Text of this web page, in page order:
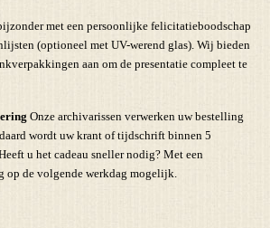
met een persoonlijke felicitatieboodschap
(optioneel met UV-werend glas). Wij bieden
aan om de presentatie compleet te
Onze archivarissen verwerken uw bestelling
wordt uw krant of tijdschrift binnen 5
u het cadeau sneller nodig? Met een
op de volgende werkdag mogelijk.